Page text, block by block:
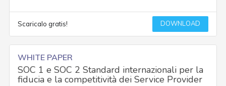
Scaricalo gratis! DOWNLOAD
WHITE PAPER
SOC 1 e SOC 2 Standard internazionali per la
fiducia e la competitività dei Service Provider